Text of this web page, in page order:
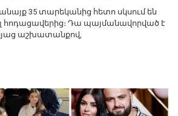
35 տարեկանից հետո սկսում են
հոդացավերից։ Դա պայմանավորված է
աշխատանքով,